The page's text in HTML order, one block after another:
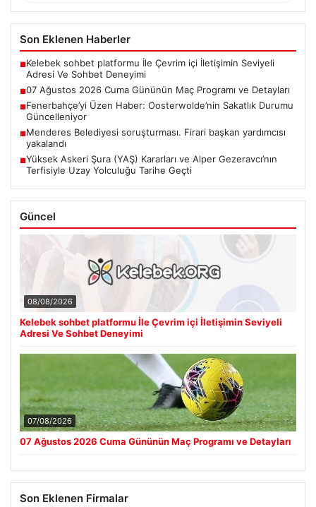
Son Eklenen Haberler
■Kelebek sohbet platformu İle Çevrim içi İletişimin Seviyeli
Adresi Ve Sohbet Deneyimi
■07 Ağustos 2026 Cuma Gününün Maç Programı ve Detayları
■Fenerbahçe’yi Üzen Haber: Oosterwolde’nin Sakatlık Durumu
Güncelleniyor
■Menderes Belediyesi soruşturması. Firari başkan yardımcısı
yakalandı
■Yüksek Askeri Şura (YAŞ) Kararları ve Alper Gezeravcı’nın
Terfisiyle Uzay Yolculuğu Tarihe Geçti
Güncel
08/08/2026
Kelebek sohbet platformu İle Çevrim içi İletişimin Seviyeli
Adresi Ve Sohbet Deneyimi
07/08/2026
07 Ağustos 2026 Cuma Gününün Maç Programı ve Detayları
Son Eklenen Firmalar